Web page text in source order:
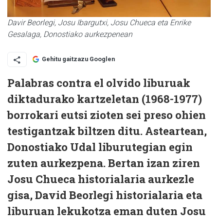
Davir Beorlegi, Josu Ibargutxi, Josu Chueca eta Enrike
Gesalaga, Donostiako aurkezpenean
Gehitu gaitzazu Googlen
Palabras contra el olvido liburuak
diktadurako kartzeletan (1968-1977)
borrokari eutsi zioten sei preso ohien
testigantzak biltzen ditu. Asteartean,
Donostiako Udal liburutegian egin
zuten aurkezpena. Bertan izan ziren
Josu Chueca historialaria aurkezle
gisa, David Beorlegi historialaria eta
liburuan lekukotza eman duten Josu